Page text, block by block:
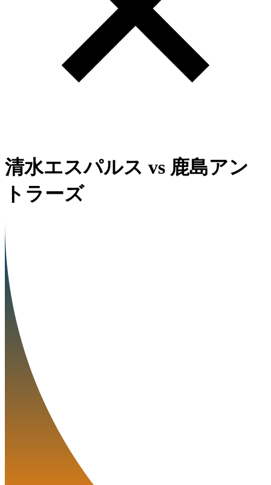
清水エスパルス vs 鹿島アン
トラーズ